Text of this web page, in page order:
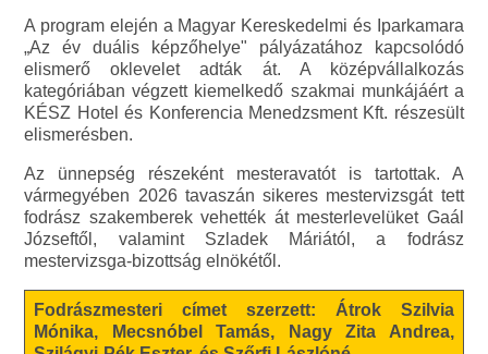
A program elején a Magyar Kereskedelmi és Iparkamara
„Az év duális képzőhelye" pályázatához kapcsolódó
elismerő oklevelet adták át. A középvállalkozás
kategóriában végzett kiemelkedő szakmai munkájáért a
KÉSZ Hotel és Konferencia Menedzsment Kft. részesült
elismerésben.
Az ünnepség részeként mesteravatót is tartottak. A
vármegyében 2026 tavaszán sikeres mestervizsgát tett
fodrász szakemberek vehették át mesterlevelüket Gaál
Józseftől, valamint Szladek Máriától, a fodrász
mestervizsga-bizottság elnökétől.
Fodrászmesteri címet szerzett: Átrok Szilvia
Mónika, Mecsnóbel Tamás, Nagy Zita Andrea,